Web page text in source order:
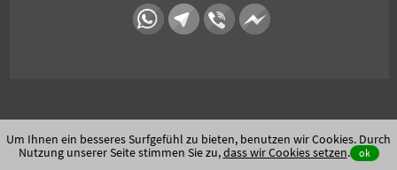
Um Ihnen ein besseres Surfgefühl zu bieten, benutzen wir Cookies. Durch
Nutzung unserer Seite stimmen Sie zu,dass wir Cookies setzen. ok